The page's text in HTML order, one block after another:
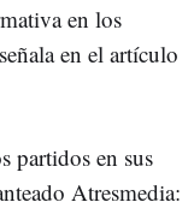
en los
en el artículo
partidos en sus
Atresmedia: